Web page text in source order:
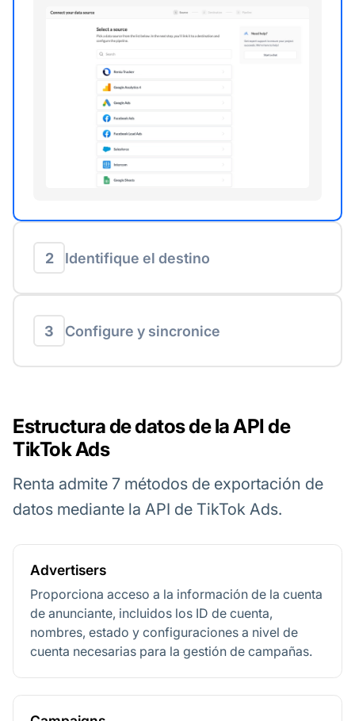
2 Identifique el destino
3 Configure y sincronice
Estructura de datos de la API de
TikTok Ads
Renta admite 7 métodos de exportación de
datos mediante la API de TikTok Ads.
Advertisers
Proporciona acceso a la información de la cuenta
de anunciante, incluidos los ID de cuenta,
nombres, estado y configuraciones a nivel de
cuenta necesarias para la gestión de campañas.